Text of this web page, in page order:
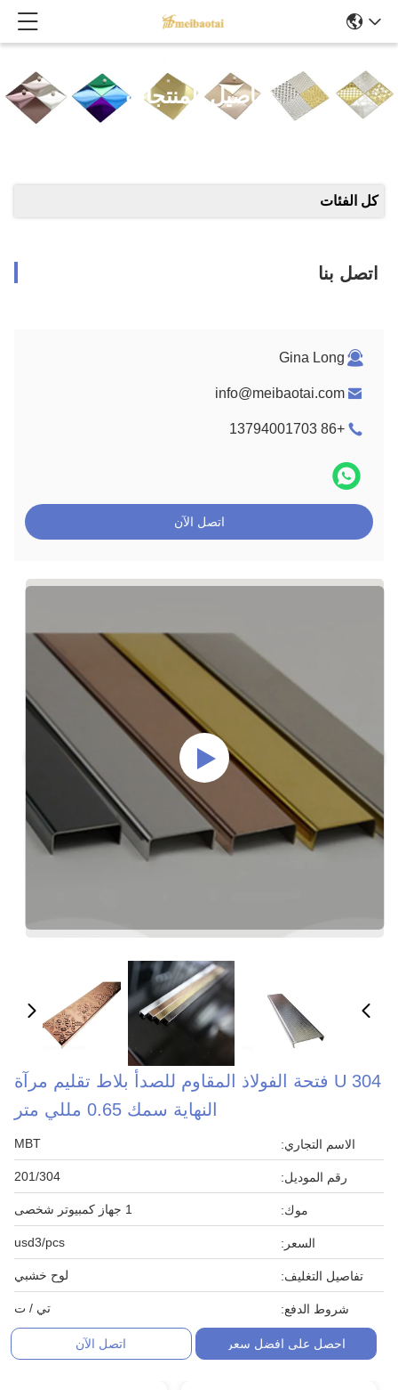
تفاصيل المنتجات
كل الفئات
اتصل بنا
Gina Long
info@meibaotai.com
+86 13794001703
اتصل الآن
304 U فتحة الفولاذ المقاوم للصدأ بلاط تقليم مرآة
النهاية سمك 0.65 مللي متر
الاسم التجاري: MBT
رقم الموديل: 201/304
موك: 1 جهاز كمبيوتر شخصى
السعر: usd3/pcs
تفاصيل التغليف: لوح خشبي
شروط الدفع: تي / ت
احصل على افضل سعر اتصل الآن